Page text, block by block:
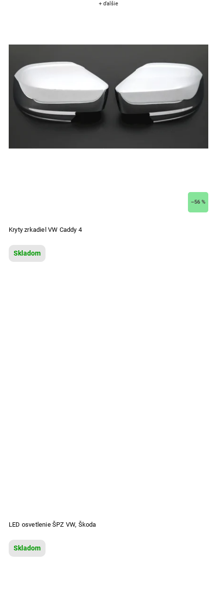
+ ďalšie
–56 %
Kryty zrkadiel VW Caddy 4
Skladom
LED osvetlenie ŠPZ VW, Škoda
Skladom